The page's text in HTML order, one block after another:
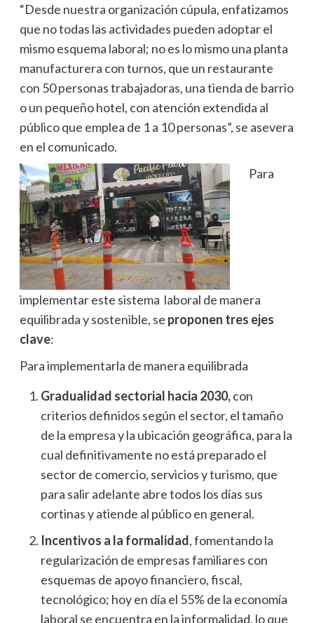
“Desde nuestra organización cúpula, enfatizamos
que no todas las actividades pueden adoptar el
mismo esquema laboral; no es lo mismo una planta
manufacturera con turnos, que un restaurante
con 50 personas trabajadoras, una tienda de barrio
o un pequeño hotel, con atención extendida al
público que emplea de 1 a 10 personas”, se asevera
en el comunicado.
Para
implementar este sistema laboral de manera
equilibrada y sostenible, se proponen tres ejes
clave:
Para implementarla de manera equilibrada
Gradualidad sectorial hacia 2030,con
criterios definidos según el sector, el tamaño
de la empresa y la ubicación geográfica, para la
cual definitivamente no está preparado el
sector de comercio, servicios y turismo, que
para salir adelante abre todos los días sus
cortinas y atiende al público en general.
Incentivos a la formalidad, fomentando la
regularización de empresas familiares con
esquemas de apoyo financiero, fiscal,
tecnológico; hoy en día el 55% de la economía
laboral se encuentra en la informalidad, lo que